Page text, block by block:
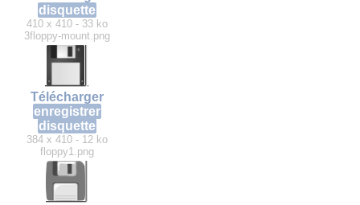
disquette
410 x 410 - 33 ko
3floppy-mount.png
Télécharger
enregistrer
disquette
384 x 410 - 12 ko
floppy1.png